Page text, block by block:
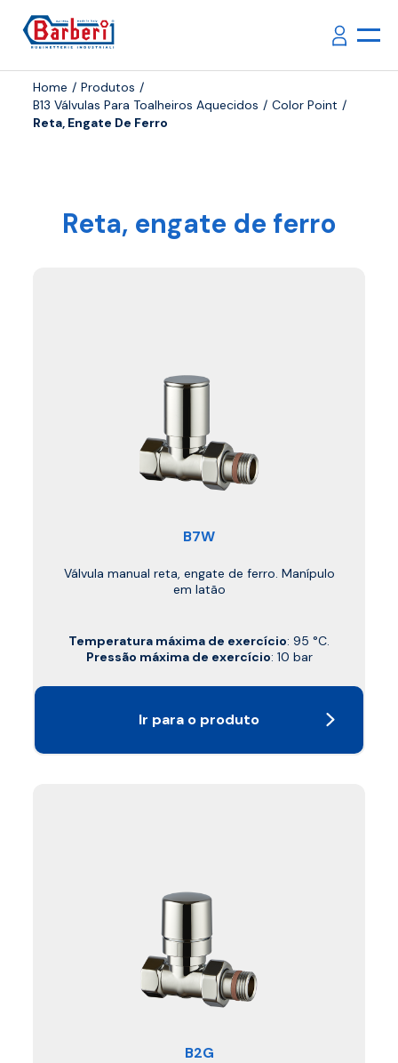
Home
Produtos
B13 Válvulas Para Toalheiros Aquecidos
Color Point
Reta, Engate De Ferro
Reta, engate de ferro
B7W
Válvula manual reta, engate de ferro. Manípulo
em latão
Temperatura máxima de exercício: 95 °C.
Pressão máxima de exercício: 10 bar
Ir para o produto
B2G